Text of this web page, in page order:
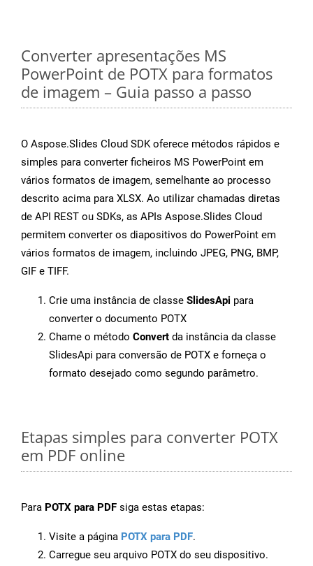
Converter apresentações MS
PowerPoint de POTX para formatos
de imagem – Guia passo a passo
O Aspose.Slides Cloud SDK oferece métodos rápidos e
simples para converter ficheiros MS PowerPoint em
vários formatos de imagem, semelhante ao processo
descrito acima para XLSX. Ao utilizar chamadas diretas
de API REST ou SDKs, as APIs Aspose.Slides Cloud
permitem converter os diapositivos do PowerPoint em
vários formatos de imagem, incluindo JPEG, PNG, BMP,
GIF e TIFF.
Crie uma instância de classe SlidesApi para
converter o documento POTX
Chame o método Convert da instância da classe
SlidesApi para conversão de POTX e forneça o
formato desejado como segundo parâmetro.
Etapas simples para converter POTX
em PDF online
Para POTX para PDF siga estas etapas:
Visite a página POTX para PDF.
Carregue seu arquivo POTX do seu dispositivo.